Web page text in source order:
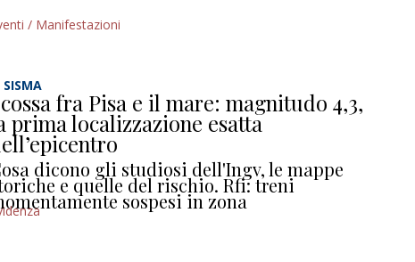
/ Manifestazioni
SISMA
fra Pisa e il mare: magnitudo 4,3,
prima localizzazione esatta
dicono gli studiosi dell'Ingv, le mappe
e quelle del rischio. Rfi: treni
sospesi in zona